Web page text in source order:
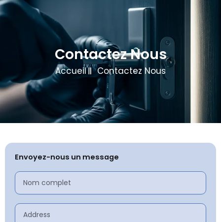
Skip
to
Contactez Nous
Accueil Contactez Nous
Envoyez-nous un message
Nom
complet
Address